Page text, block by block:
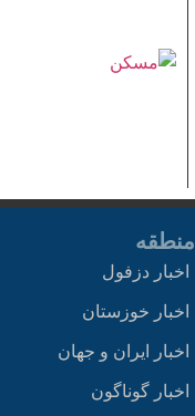
منطقه
اخبار دزفول
اخبار خوزستان
اخبار ایران و جهان
اخبار گوناگون